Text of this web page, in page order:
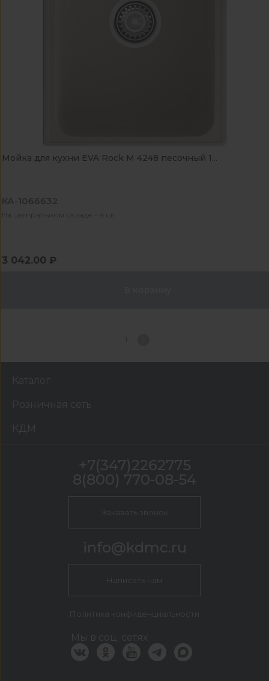
Мойка для кухни EVA Rock М 4248 песочный 1...
КА-1066632
На центральном складе - 4 шт
3 042.00 ₽
1
Каталог
Розничная сеть
КДМ
+7(347)2262775
8(800) 770-08-54
Заказать звонок
info@kdmc.ru
Написать нам
Политика конфиденциальности
Мы в соц. сетях